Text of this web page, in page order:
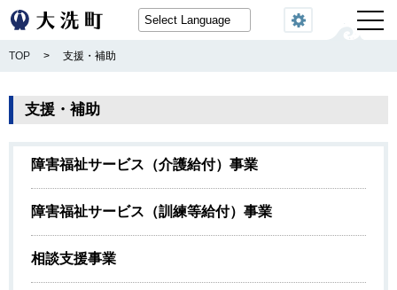
閲覧機能
TOP > 支援・補助
支援・補助
障害福祉サービス（介護給付）事業
障害福祉サービス（訓練等給付）事業
相談支援事業